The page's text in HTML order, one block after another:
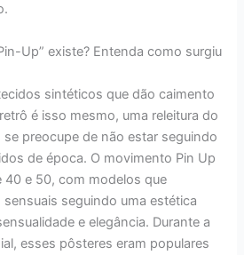
Up” existe? Entenda como surgiu
sintéticos que dão caimento
é isso mesmo, uma releitura do
preocupe de não estar seguindo
de época. O movimento Pin Up
40 e 50, com modelos que
seguindo uma estética
e elegância. Durante a
esses pôsteres eram populares